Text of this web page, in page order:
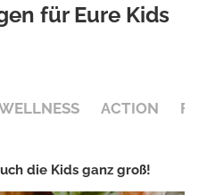
für Eure Kids
ACTION
die Kids ganz groß!